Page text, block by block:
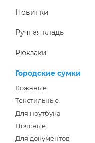
Новинки
Ручная кладь
Рюкзаки
Городские сумки
Кожаные
Текстильные
Для ноутбука
Поясные
Для документов